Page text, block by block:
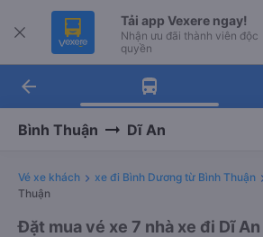
Tải app Vexere ngay!
Nhận ưu đãi thành viên độc
quyền
Tải app Vexere
-30k/ghế khi đặt vé máy bay
arrow_back
Bình Thuận Dĩ An
Vé xe khách xe đi Bình Dương từ Bình Thuận
Thuận
Đặt mua vé xe 7 nhà xe đi Dĩ